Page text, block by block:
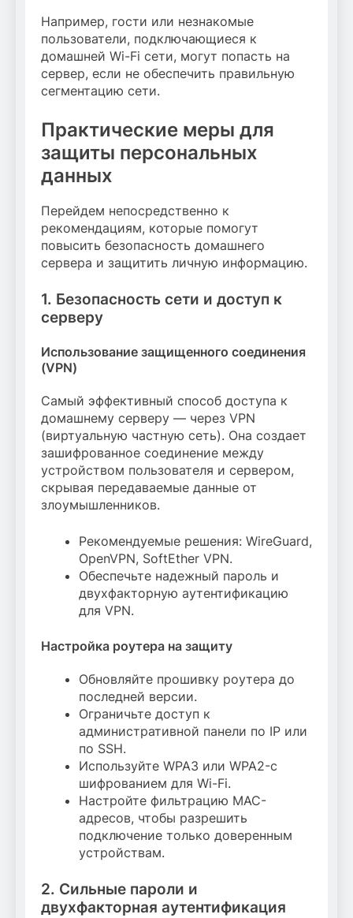
Например, гости или незнакомые
пользователи, подключающиеся к
домашней Wi-Fi сети, могут попасть на
сервер, если не обеспечить правильную
сегментацию сети.
Практические меры для
защиты персональных
данных
Перейдем непосредственно к
рекомендациям, которые помогут
повысить безопасность домашнего
сервера и защитить личную информацию.
1. Безопасность сети и доступ к
серверу
Использование защищенного соединения
(VPN)
Самый эффективный способ доступа к
домашнему серверу — через VPN
(виртуальную частную сеть). Она создает
зашифрованное соединение между
устройством пользователя и сервером,
скрывая передаваемые данные от
злоумышленников.
Рекомендуемые решения: WireGuard,
OpenVPN, SoftEther VPN.
Обеспечьте надежный пароль и
двухфакторную аутентификацию
для VPN.
Настройка роутера на защиту
Обновляйте прошивку роутера до
последней версии.
Ограничьте доступ к
административной панели по IP или
по SSH.
Используйте WPA3 или WPA2-с
шифрованием для Wi-Fi.
Настройте фильтрацию MAC-
адресов, чтобы разрешить
подключение только доверенным
устройствам.
2. Сильные пароли и
двухфакторная аутентификация